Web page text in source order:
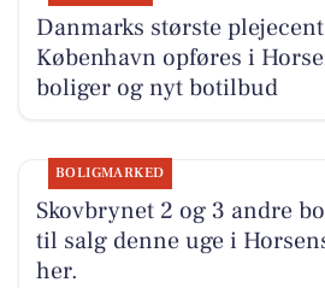
Danmarks største
København opføres i
boliger og nyt botilbud
BOLIGMARKED
Skovbrynet 2 og 3 andre
til salg denne uge i
her.